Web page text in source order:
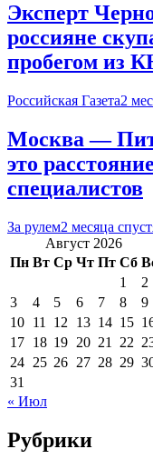
Эксперт
россияне
пробегом из
Российская Газета2
Москва —
это
специалистов
За рулем2 месяца
Август 2026
Пн Вт Ср Чт Пт Сб
1
2
3
4 5 6 7 8
9
10 11 12 13 14 15
17 18 19 20 21 22
24 25 26 27 28 29
31
« Июл
Рубрики